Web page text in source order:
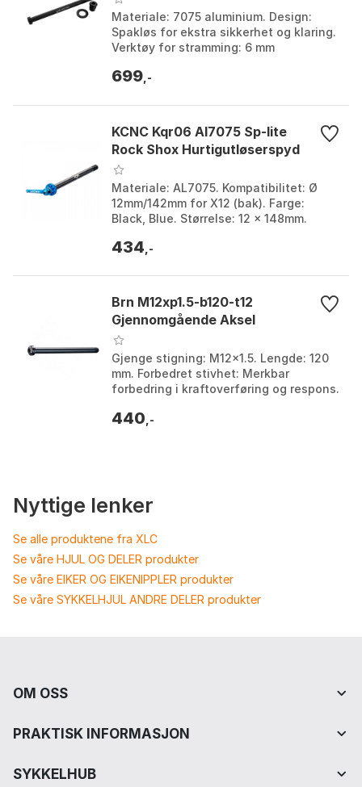
Materiale: 7075 aluminium. Design:
Spakløs for ekstra sikkerhet og klaring.
Verktøy for stramming: 6 mm
nåværende aksel og sa...
699 ,-
KCNC Kqr06 Al7075 Sp-lite
Rock Shox Hurtigutløserspyd
Materiale: AL7075. Kompatibilitet: Ø
12mm/142mm for X12 (bak). Farge:
Black, Blue. Størrelse: 12 x 148mm.
434 ,-
Brn M12xp1.5-b120-t12
Gjennomgående Aksel
Gjenge stigning: M12x1.5. Lengde: 120
mm. Forbedret stivhet: Merkbar
forbedring i kraftoverføring og respons.
for langvar...
440 ,-
Nyttige lenker
Se alle produktene fra XLC
Se våre HJUL OG DELER produkter
Se våre EIKER OG EIKENIPPLER produkter
Se våre SYKKELHJUL ANDRE DELER produkter
OM OSS
PRAKTISK INFORMASJON
SYKKELHUB